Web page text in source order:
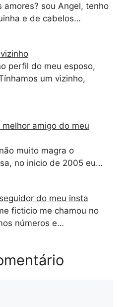
amores? sou Angel, tenho
e de cabelos…
perfil do meu esposo,
um vizinho,
amigo do meu
muito magra o
no inicio de 2005 eu…
do meu insta
ficticio me chamou no
números e…